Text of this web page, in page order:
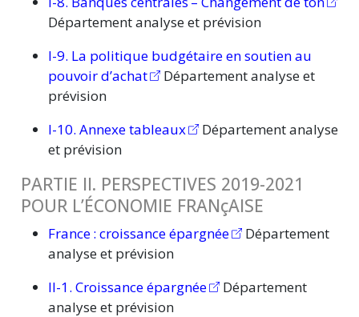
Département analyse et prévision
I-9. La politique budgétaire en soutien au
pouvoir d’achat
Département analyse et
prévision
I-10. Annexe tableaux
Département analyse
et prévision
PARTIE II. PERSPECTIVES 2019-2021
POUR L’ÉCONOMIE FRANçAISE
France : croissance épargnée
Département
analyse et prévision
II-1. Croissance épargnée
Département
analyse et prévision